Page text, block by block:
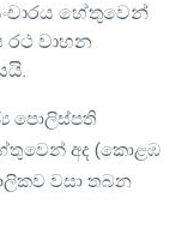
හේතුවෙන්
රථ වාහන
පොලිස්පති
අද (කොළඹ
වසා තබන